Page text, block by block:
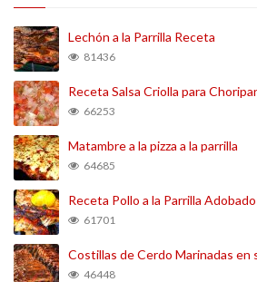
Lechón a la Parrilla Receta
81436
Receta Salsa Criolla para
66253
Matambre a la pizza a la parrilla
64685
Receta Pollo a la Parrilla Adobado
61701
Costillas de Cerdo Marinadas en
46448